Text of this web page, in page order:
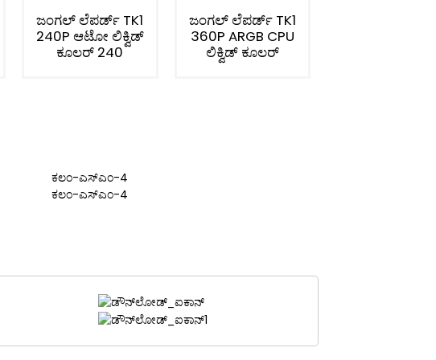
ಜಂಗಲ್ ಲೆಪರ್ಡ್ TK1
240P ಆಟೋ ಲಿಕ್ವಿಡ್
ಕೂಲರ್ 240
ಜಂಗಲ್ ಲೆಪರ್ಡ್ TK1
360P ARGB CPU
ಲಿಕ್ವಿಡ್ ಕೂಲರ್
ಕಲಂ-ಎಸ್‌ಎಂ-4
ಕಲಂ-ಎಸ್‌ಎಂ-4